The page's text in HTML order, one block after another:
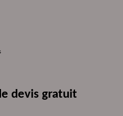
devis gratuit